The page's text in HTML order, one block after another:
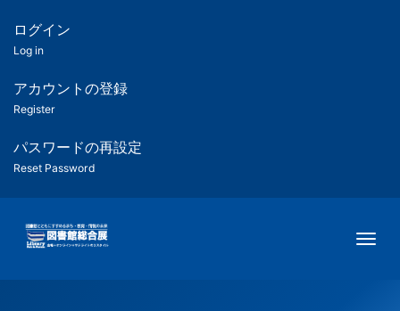
ツ
匿
名
ユ
ー
ー
用
メ
ログイン
Log in
アカウントの登録
Register
パスワードの再設定
Reset Password